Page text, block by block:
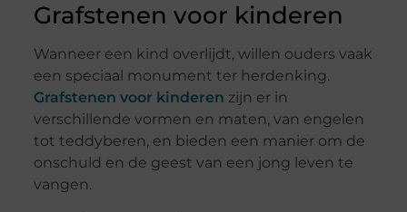
Grafstenen voor kinderen
Wanneer een kind overlijdt, willen ouders vaak
een speciaal monument ter herdenking.
Grafstenen voor kinderen zijn er in
verschillende vormen en maten, van engelen
tot teddyberen, en bieden een manier om de
onschuld en de geest van een jong leven te
vangen.